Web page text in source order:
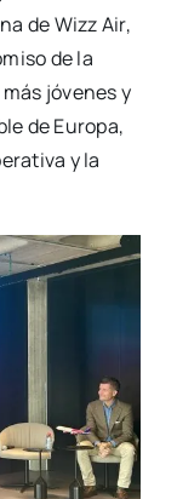
de Wizz Air,
de la
jóve­nes y
de Euro­pa,
y la